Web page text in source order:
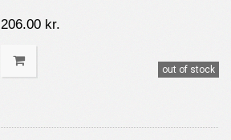
206.00 kr.
out of stock